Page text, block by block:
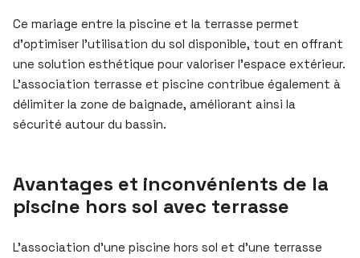
Ce mariage entre la piscine et la terrasse permet
d’optimiser l’utilisation du sol disponible, tout en offrant
une solution esthétique pour valoriser l’espace extérieur.
L’association terrasse et piscine contribue également à
délimiter la zone de baignade, améliorant ainsi la
sécurité autour du bassin.
Avantages et inconvénients de la
piscine hors sol avec terrasse
L’association d’une piscine hors sol et d’une terrasse